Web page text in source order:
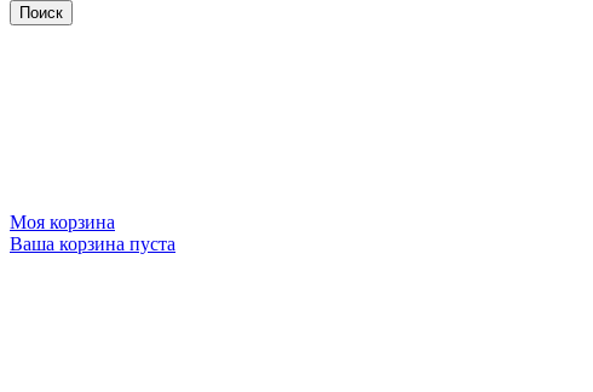
Моя корзина
Ваша корзина пуста